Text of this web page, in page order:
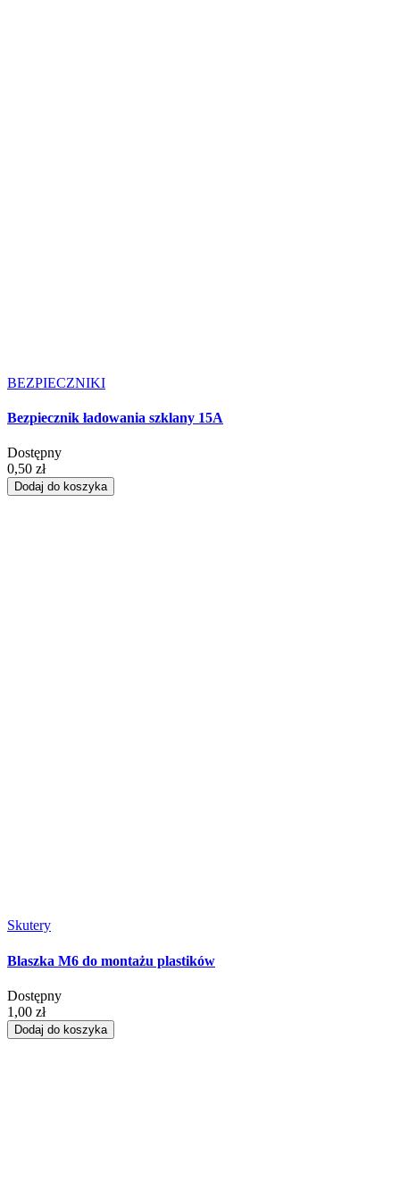
BEZPIECZNIKI
Bezpiecznik ładowania szklany 15A
Dostępny
0,50 zł
Dodaj do koszyka
Skutery
Blaszka M6 do montażu plastików
Dostępny
1,00 zł
Dodaj do koszyka